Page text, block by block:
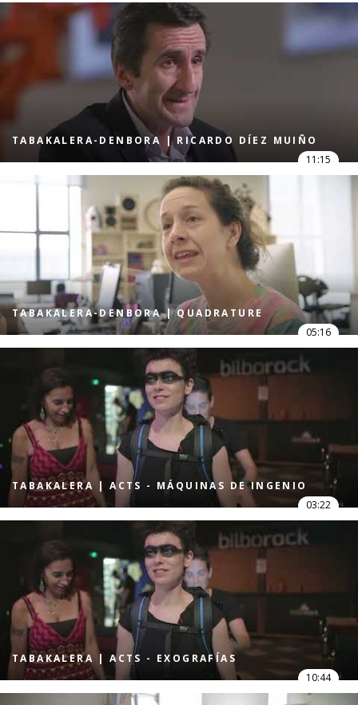
TABAKALERA-DENBORA | RICARDO DÍEZ MUIÑO
11:15
TABAKALERA-DENBORA | QUADRATURE
05:16
TABAKALERA | ACTS - MÁQUINAS DE INGENIO
03:22
TABAKALERA | ACTS - EXOGRAFÍAS
10:44